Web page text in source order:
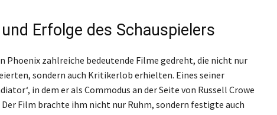
Erfolge des Schauspielers
Phoenix zahlreiche bedeutende Filme gedreht, die nicht nur
sondern auch Kritikerlob erhielten. Eines seiner
in dem er als Commodus an der Seite von Russell Crowe
Film brachte ihm nicht nur Ruhm, sondern festigte auch